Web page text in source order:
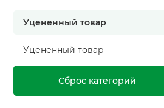
Уцененный товар
Уцененный товар
Сброс категорий